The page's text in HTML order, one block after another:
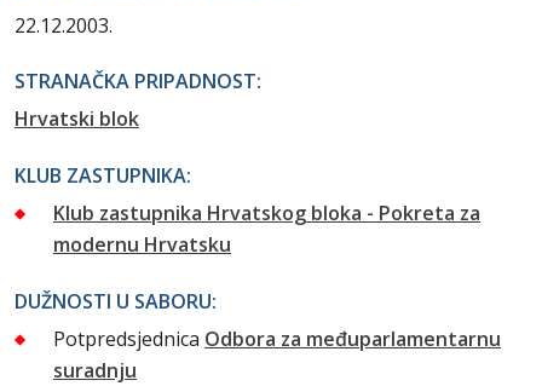
22.12.2003.
STRANAČKA PRIPADNOST:
Hrvatski blok
KLUB ZASTUPNIKA:
Klub zastupnika Hrvatskog bloka - Pokreta za
modernu Hrvatsku
DUŽNOSTI U SABORU:
Potpredsjednica Odbora za međuparlamentarnu
suradnju